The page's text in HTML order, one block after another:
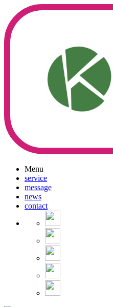
Menu
service
message
news
contact